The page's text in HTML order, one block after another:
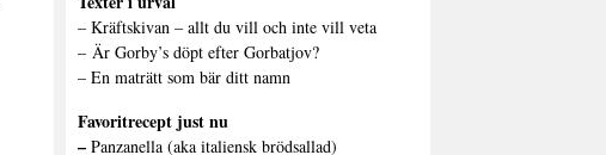
– Kräftskivan – allt du vill och inte vill veta
– Är Gorby’s döpt efter Gorbatjov?
– En maträtt som bär ditt namn
Favoritrecept just nu
– Panzanella (aka italiensk brödsallad)